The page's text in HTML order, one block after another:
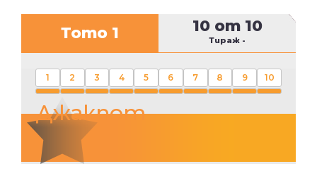
Тото 1 10 от 10
Тираж -
1 2 3 4 5 6 7 8 9 10
Джакпот